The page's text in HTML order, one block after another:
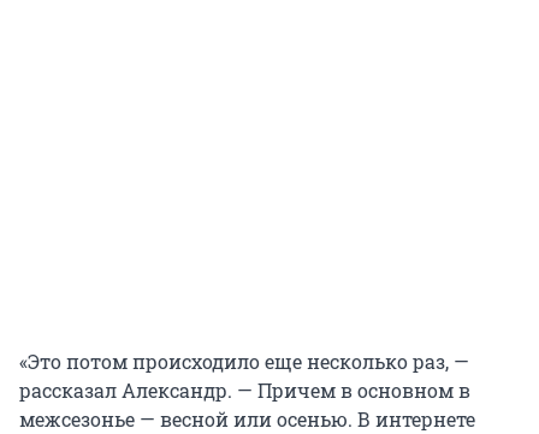
«Это потом происходило еще несколько раз, —
рассказал Александр. — Причем в основном в
межсезонье — весной или осенью. В интернете